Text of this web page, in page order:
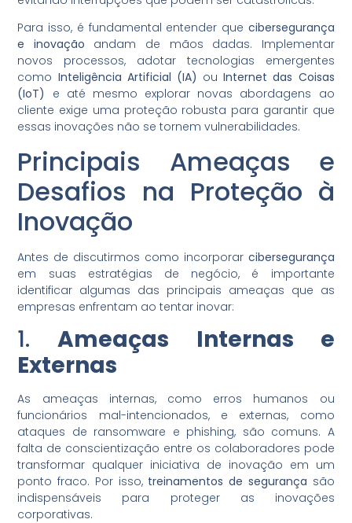
Para isso, é fundamental entender que cibersegurança
e inovação andam de mãos dadas. Implementar
novos processos, adotar tecnologias emergentes
como Inteligência Artificial (IA) ouInternet das Coisas
(IoT)
e até mesmo explorar novas abordagens ao
cliente exige uma proteção robusta para garantir que
essas inovações não se tornem vulnerabilidades.
Principais Ameaças e
Desafios na Proteção à
Inovação
Antes de discutirmos como incorporar cibersegurança
em suas estratégias de negócio, é importante
identificar algumas das principais ameaças que as
empresas enfrentam ao tentar inovar:
1.Ameaças Internas e
Externas
As ameaças internas, como erros humanos ou
funcionários mal-intencionados, e externas, como
ataques de ransomware e phishing, são comuns. A
falta de conscientização entre os colaboradores pode
transformar qualquer iniciativa de inovação em um
ponto fraco. Por isso, treinamentos de segurança são
indispensáveis para proteger as inovações
corporativas.